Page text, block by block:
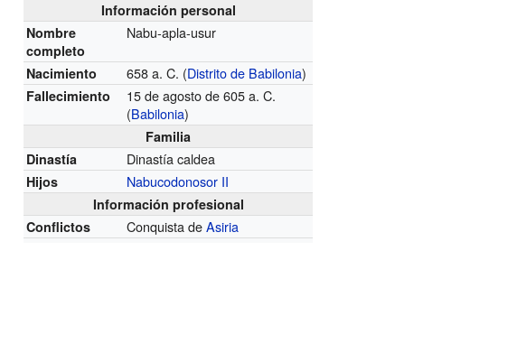
Información personal
Nombre
completo
Nabu-apla-usur
Nacimiento 658 a. C. (Distrito de Babilonia)
Fallecimiento
15 de agosto de 605 a. C.
(Babilonia)
Familia
Dinastía
Dinastía caldea
Hijos Nabucodonosor II
Información profesional
Conflictos
Conquista deAsiria